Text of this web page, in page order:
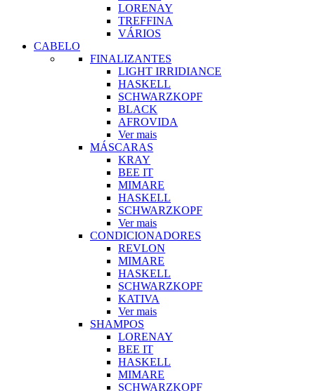
LORENAY
TREFFINA
VÁRIOS
CABELO
FINALIZANTES
LIGHT IRRIDIANCE
HASKELL
SCHWARZKOPF
BLACK
AFROVIDA
Ver mais
MÁSCARAS
KRAY
BEE IT
MIMARE
HASKELL
SCHWARZKOPF
Ver mais
CONDICIONADORES
REVLON
MIMARE
HASKELL
SCHWARZKOPF
KATIVA
Ver mais
SHAMPOS
LORENAY
BEE IT
HASKELL
MIMARE
SCHWARZKOPF